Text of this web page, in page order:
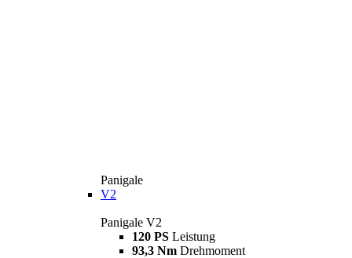
Panigale
V2
Panigale V2
120 PS Leistung
93,3 Nm Drehmoment